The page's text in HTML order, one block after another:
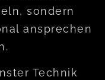
sondern
ansprechen
Technik